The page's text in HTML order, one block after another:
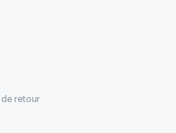
de retour